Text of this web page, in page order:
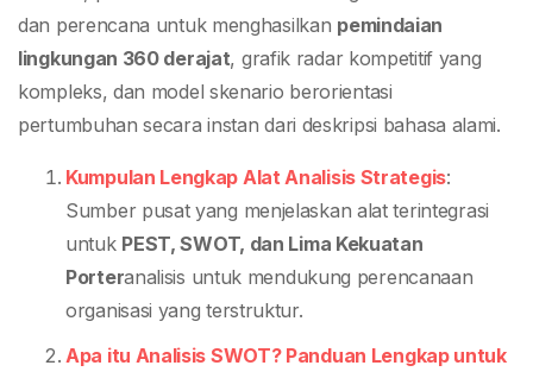
dan perencana untuk menghasilkan pemindaian
lingkungan 360 derajat, grafik radar kompetitif yang
kompleks, dan model skenario berorientasi
pertumbuhan secara instan dari deskripsi bahasa alami.
Kumpulan Lengkap Alat Analisis Strategis:
Sumber pusat yang menjelaskan alat terintegrasi
untuk PEST, SWOT, dan Lima Kekuatan
Porteranalisis untuk mendukung perencanaan
organisasi yang terstruktur.
Apa itu Analisis SWOT? Panduan Lengkap untuk